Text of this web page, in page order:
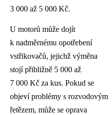
3 000 až 5 000 Kč.
U motorů může dojít
k nadměrnému opotřebení
vstřikovačů, jejichž výměna
stojí přibližně 5 000 až
7 000 Kč za kus. Pokud se
objeví problémy s rozvodovým
řetězem, může se oprava